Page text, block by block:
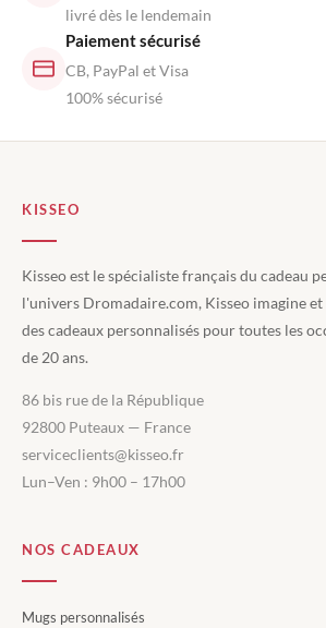
livré dès le lendemain
Paiement sécurisé
CB, PayPal et Visa
100% sécurisé
KISSEO
Kisseo est le spécialiste français du cadeau
l'univers Dromadaire.com, Kisseo imagine
des cadeaux personnalisés pour toutes les
de 20 ans.
86 bis rue de la République
92800 Puteaux — France
serviceclients@kisseo.fr
Lun–Ven : 9h00 – 17h00
NOS CADEAUX
Mugs personnalisés